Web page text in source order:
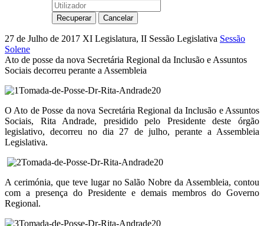
27 de Julho de 2017 XI Legislatura, II Sessão Legislativa Sessão
Solene
Ato de posse da nova Secretária Regional da Inclusão e Assuntos
Sociais decorreu perante a Assembleia
O Ato de Posse da nova Secretária Regional da Inclusão e Assuntos
Sociais, Rita Andrade, presidido pelo Presidente deste órgão
legislativo, decorreu no dia 27 de julho, perante a Assembleia
Legislativa.
A cerimónia, que teve lugar no Salão Nobre da Assembleia, contou
com a presença do Presidente e demais membros do Governo
Regional.